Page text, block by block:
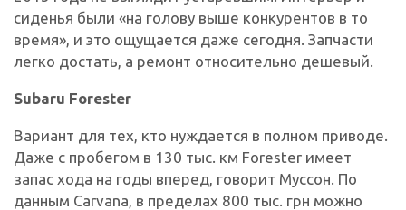
сиденья были «на голову выше конкурентов в то
время», и это ощущается даже сегодня. Запчасти
легко достать, а ремонт относительно дешевый.
Subaru Forester
Вариант для тех, кто нуждается в полном приводе.
Даже с пробегом в 130 тыс. км Forester имеет
запас хода на годы вперед, говорит Муссон. По
данным Carvana, в пределах 800 тыс. грн можно